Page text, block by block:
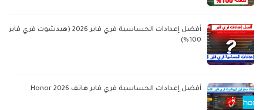
أفضل إعدادات الحساسية فري فاير 2026 (هيدشوت فري فاير
100%)
أفضل إعدادات الحساسية فري فاير هاتف Honor 2026